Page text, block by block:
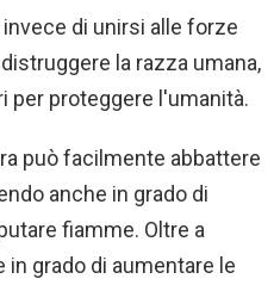
di unirsi alle forze
la razza umana,
per proteggere l'umanità.
può facilmente abbattere
anche in grado di
fiamme. Oltre a
in grado di aumentare le